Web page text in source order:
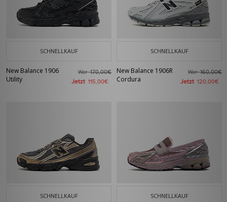
SCHNELLKAUF
New Balance 1906
Utility
War170,00€
Jetzt 115,00€
SCHNELLKAUF
New Balance 1906R
Cordura
War160,00€
Jetzt 120,00€
SCHNELLKAUF SCHNELLKAUF